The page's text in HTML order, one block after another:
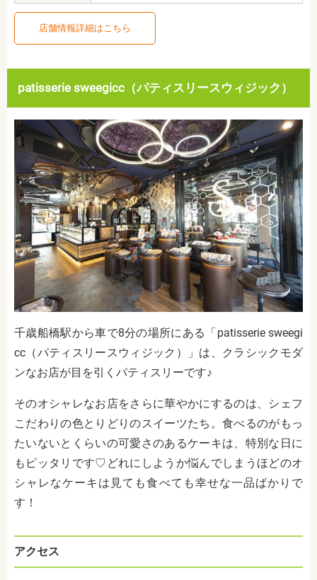
店舗情報詳細はこちら
patisserie sweegicc（パティスリースウィジック）
千歳船橋駅から車で8分の場所にある 「patisserie sweegi
cc（パティスリースウィジック）」は、クラシックモダ
ンなお店が目を引くパティスリーです♪
そのオシャレなお店をさらに華やかにするのは、シェフ
こだわりの色とりどりのスイーツたち。食べるのがもっ
たいないとくらいの可愛さのあるケーキは、特別な日に
もピッタリです♡どれにしようか悩んでしまうほどのオ
シャレなケーキは見ても食べても幸せな一品ばかりで
す！
アクセス